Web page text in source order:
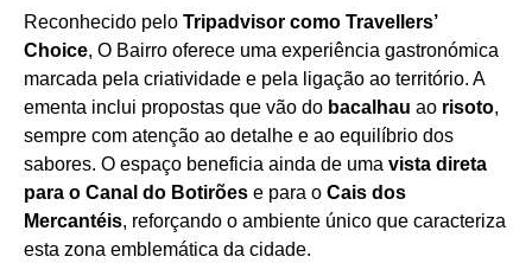
Reconhecido pelo Tripadvisor como Travellers’
Choice, O Bairro oferece uma experiência gastronómica
marcada pela criatividade e pela ligação ao território. A
ementa inclui propostas que vão do bacalhau ao risoto,
sempre com atenção ao detalhe e ao equilíbrio dos
sabores. O espaço beneficia ainda de uma vista direta
para o Canal do Botirões e para o Cais dos
Mercantéis, reforçando o ambiente único que caracteriza
esta zona emblemática da cidade.